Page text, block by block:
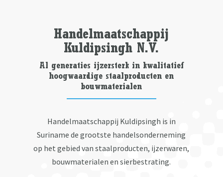
Handelmaatschappij
Kuldipsingh N.V.
Al generaties ijzersterk in kwalitatief
hoogwaardige staalproducten en
bouwmaterialen
Handelmaatschappij Kuldipsingh is in
Suriname de grootste handelsonderneming
op het gebied van staalproducten, ijzerwaren,
bouwmaterialen en sierbestrating.